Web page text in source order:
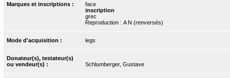
Marques et inscriptions :
face
inscription
grec
Reproduction : A N (renversés)
Mode d'acquisition : legs
Donateur(s), testateur(s)
ou vendeur(s) :
Schlumberger, Gustave